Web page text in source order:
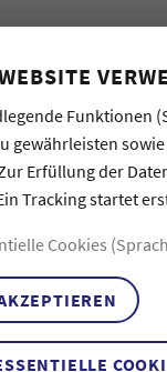
Funktionen
gewährleisten
Erfüllung der
Tracking startet
Cookies
STR. 30, 22049
Raritäten und
Susanne
eine ganz
die in Schubladen
für Dulsberg. Zu
zum Leben
18:30 Uhr